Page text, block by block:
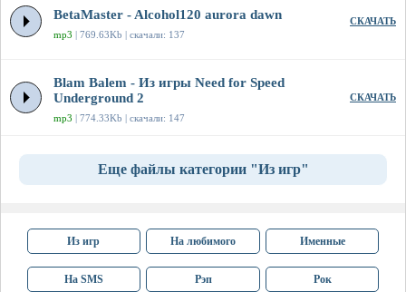
BetaMaster - Alcohol120 aurora dawn
mp3 | 769.63Kb | скачали: 137
СКАЧАТЬ
Blam Balem - Из игры Need for Speed
Underground 2
mp3 | 774.33Kb | скачали: 147
СКАЧАТЬ
Еще файлы категории "Из игр"
Из игр На любимого Именные
На SMS Рэп Рок